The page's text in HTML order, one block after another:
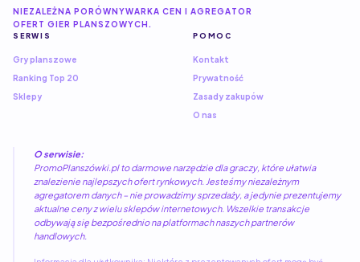
NIEZALEŻNA PORÓWNYWARKA CEN I AGREGATOR
OFERT GIER PLANSZOWYCH.
SERWIS
Gry planszowe
Ranking Top 20
Sklepy
POMOC
Kontakt
Prywatność
Zasady zakupów
O nas
O serwisie:
PromoPlanszówki.pl to darmowe narzędzie dla graczy, które ułatwia
znalezienie najlepszych ofert rynkowych. Jesteśmy niezależnym
agregatorem danych – nie prowadzimy sprzedaży, a jedynie prezentujemy
aktualne ceny z wielu sklepów internetowych. Wszelkie transakcje
odbywają się bezpośrednio na platformach naszych partnerów
handlowych.